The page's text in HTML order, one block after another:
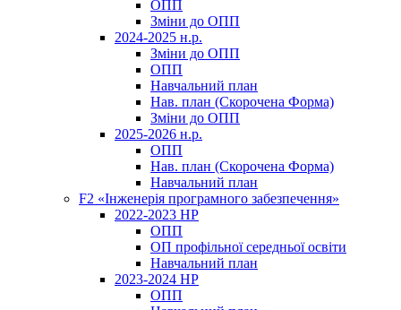
ОПП
Зміни до ОПП
2024-2025 н.р.
Зміни до ОПП
ОПП
Навчальний план
Нав. план (Скорочена Форма)
Зміни до ОПП
2025-2026 н.р.
ОПП
Нав. план (Скорочена Форма)
Навчальний план
F2 «Інженерія програмного забезпечення»
2022-2023 НР
ОПП
ОП профільної середньої освіти
Навчальний план
2023-2024 НР
ОПП